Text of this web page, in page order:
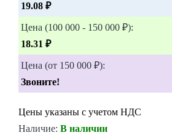
19.08 ₽
Цена (100 000 - 150 000 ₽):
18.31 ₽
Цена (от 150 000 ₽):
Звоните!
Цены указаны с учетом НДС
Наличие: В наличии